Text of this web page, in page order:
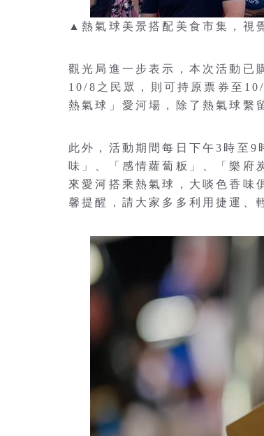
▲熱氣球美景搭配美食市集，視
觀光局進一步表示，本次活動已
10/8之民眾，則可持原票券至
熱氣球」愛河場，除了熱氣球繫
此外，活動期間每日下午3時至9
味」、「感情蘿蔔粄」、「樂府
來愛河搭乘熱氣球，大啖色香味
馨提醒，請大家多多利用捷運、